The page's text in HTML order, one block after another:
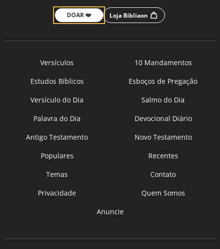
DOAR ❤️ Loja Bíbliaon
Versículos
10 Mandamentos
Estudos Bíblicos
Esboços de Pregação
Versículo do Dia
Salmo do Dia
Palavra do Dia
Devocional Diário
Antigo Testamento
Novo Testamento
Populares
Recentes
Temas
Contato
Privacidade
Quem Somos
Anuncie